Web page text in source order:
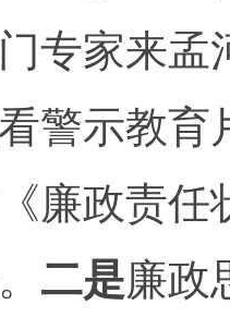
专家来孟
警示教
廉政责
二是廉政